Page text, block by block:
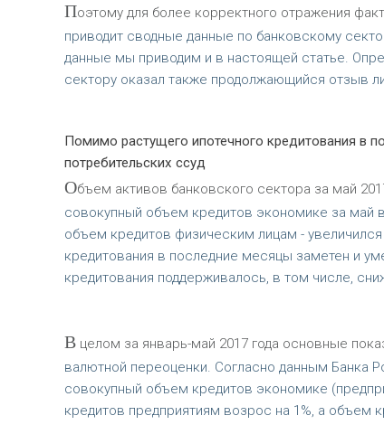
Поэтому для более корректного отражения
приводит сводные данные по банковскому
данные мы приводим и в настоящей статье.
сектору оказал также продолжающийся отзыв
Помимо растущего ипотечного кредитования в
потребительских ссуд
Объем активов банковского сектора за май
совокупный объем кредитов экономике за май
объем кредитов физическим лицам -
кредитования в последние месяцы заметен и
кредитования поддерживалось, в том числе,
Вцелом за январь-май 2017 года основные
валютной переоценки. Согласно данным Банка
совокупный объем кредитов экономике
кредитов предприятиям возрос на 1%, а объем